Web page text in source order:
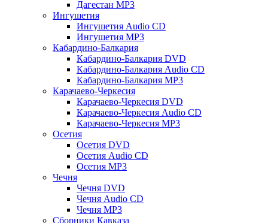
Дагестан MP3
Ингушетия
Ингушетия Audio CD
Ингушетия MP3
Кабардино-Балкария
Кабардино-Балкария DVD
Кабардино-Балкария Audio CD
Кабардино-Балкария MP3
Карачаево-Черкесия
Карачаево-Черкесия DVD
Карачаево-Черкесия Audio CD
Карачаево-Черкесия MP3
Осетия
Осетия DVD
Осетия Audio CD
Осетия MP3
Чечня
Чечня DVD
Чечня Audio CD
Чечня MP3
Сборники Кавказа